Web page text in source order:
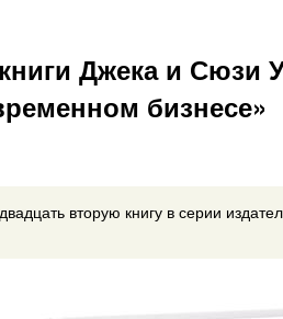
Джека и Сюзи
бизнесе»
вторую книгу в серии